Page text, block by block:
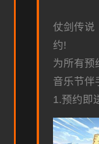
仗剑传说
约!
为所有预
音乐节伴
1.预约即